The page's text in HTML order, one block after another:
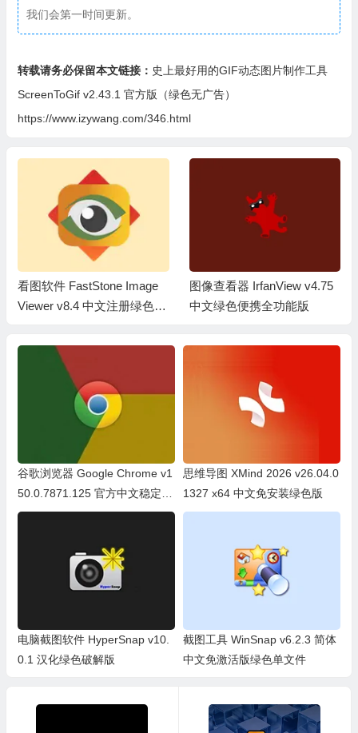
我们会第一时间更新。
转载请务必保留本文链接： 史上最好用的GIF动态图片制作工具
ScreenToGif v2.43.1 官方版（绿色无广告）
https://www.izywang.com/346.html
图像查看器 IrfanView v4.75
中文绿色便携全功能版
专业图像处理 Adobe Photos
hop 2026 v27.6.0.11 绿色精
谷歌浏览器 Google Chrome v1
50.0.7871.125 官方中文稳定
版/中文绿色便携稳定共存版
思维导图 XMind 2026 v26.04.0
1327 x64 中文免安装绿色版
电脑截图软件 HyperSnap v10.
0.1 汉化绿色破解版
截图工具 WinSnap v6.2.3 简体
中文免激活版绿色单文件